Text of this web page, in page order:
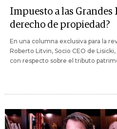
Impuesto a las Grandes
derecho de propiedad?
En una columna exclusiva para la
Roberto Litvin, Socio CEO de
con respecto sobre el tributo